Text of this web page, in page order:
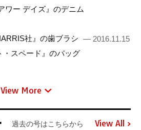
ワー デイズ』のデニム
社』の歯ブラシ — 2016.11.15
・スペード』のバッグ
View More
過去の号はこちらから View All